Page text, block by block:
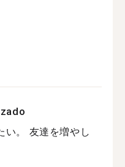
い。 友達を増やし